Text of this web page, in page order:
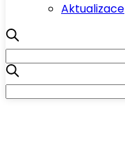
Aktualizace